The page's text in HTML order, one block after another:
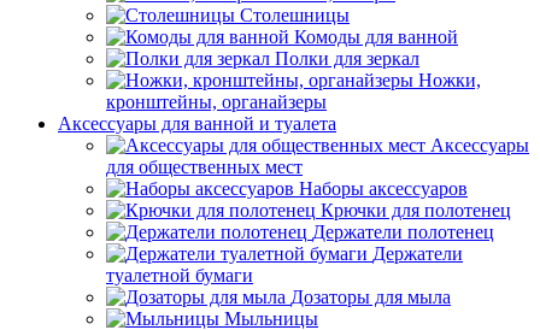
Столешницы
Комоды для ванной
Полки для зеркал
Ножки,
кронштейны, органайзеры
Аксессуары для ванной и туалета
Аксессуары
для общественных мест
Наборы аксессуаров
Крючки для полотенец
Держатели полотенец
Держатели
туалетной бумаги
Дозаторы для мыла
Мыльницы